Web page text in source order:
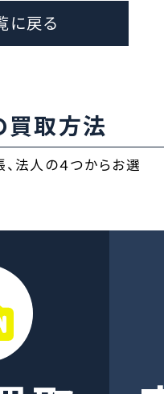
に戻る
買取方法
法人の４つからお選